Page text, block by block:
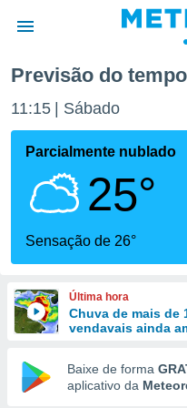
da
fornecidas
a este
das
e
forma
digital
Previsão do
11:15 Sábado
Parcialmente nublado
25°
Sensação de 26°
Última hora
Chuva de mais de
vendavais ainda
Baixe de forma
aplicativo da